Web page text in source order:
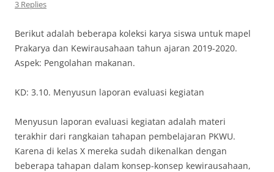
3 Replies
Berikut adalah beberapa koleksi karya siswa untuk mapel
Prakarya dan Kewirausahaan tahun ajaran 2019-2020.
Aspek: Pengolahan makanan.
KD: 3.10. Menyusun laporan evaluasi kegiatan
Menyusun laporan evaluasi kegiatan adalah materi
terakhir dari rangkaian tahapan pembelajaran PKWU.
Karena di kelas X mereka sudah dikenalkan dengan
beberapa tahapan dalam konsep-konsep kewirausahaan,